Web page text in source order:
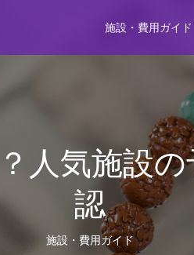
施設・費用ガイド
人気施設
認
施設・費用ガイド